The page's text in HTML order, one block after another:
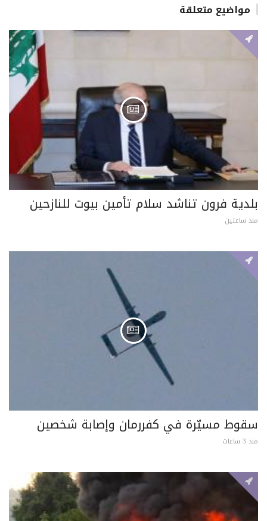
مواضيع متعلقة
بلدية فرون تناشد سلام تأمين بيوت للنازحين
منذ ساعتين
سقوط مسيّرة في كفررمان وإصابة شخصين
منذ 3 ساعات